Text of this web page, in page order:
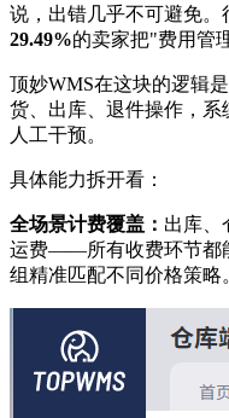
说，出错几乎不可避免
29.49%的卖家把"费用管
顶妙WMS在这块的逻辑
货、出库、退件操作，
人工干预。
具体能力拆开看：
全场景计费覆盖： 出库、
运费——所有收费环节都
组精准匹配不同价格策略